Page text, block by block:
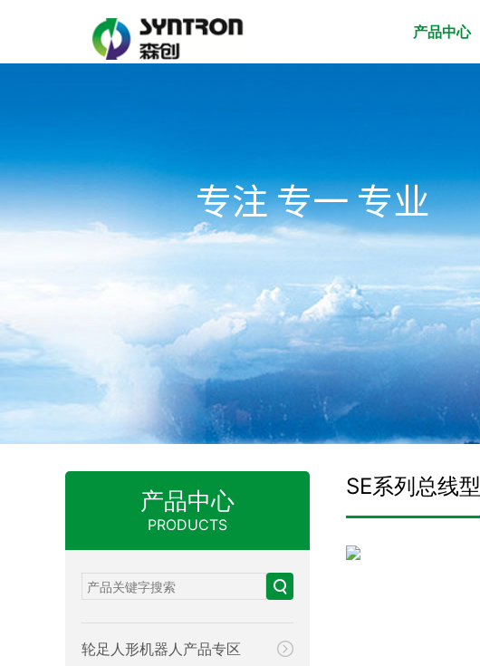
产品中心
专注 专一 专业
产品中心
PRODUCTS
轮足人形机器人产品专区
SE系列总线型